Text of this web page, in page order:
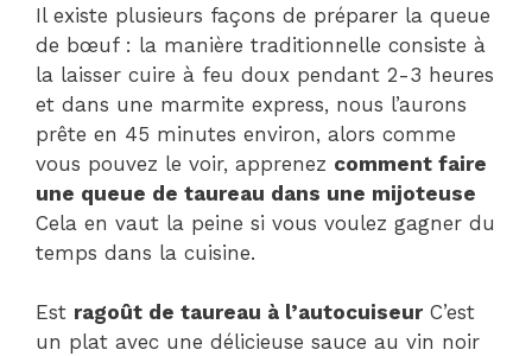
Il existe plusieurs façons de préparer la queue
de bœuf : la manière traditionnelle consiste à
la laisser cuire à feu doux pendant 2-3 heures
et dans une marmite express, nous l’aurons
prête en 45 minutes environ, alors comme
vous pouvez le voir, apprenez comment faire
une queue de taureau dans une mijoteuse
Cela en vaut la peine si vous voulez gagner du
temps dans la cuisine.
Est ragoût de taureau à l’autocuiseurC’est
un plat avec une délicieuse sauce au vin noir